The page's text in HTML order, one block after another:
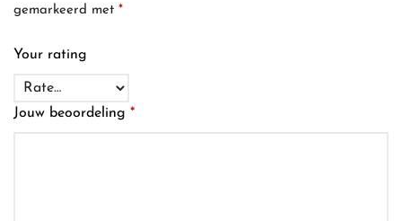
gemarkeerd met *
Your rating
Jouw beoordeling *